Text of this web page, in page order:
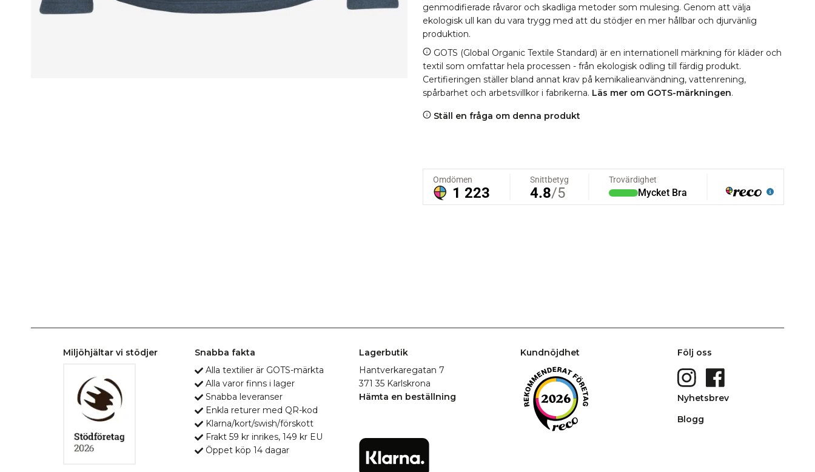
genmodifierade råvaror och skadliga metoder som mulesing. Genom att välja
ekologisk ull kan du vara trygg med att du stödjer en mer hållbar och djurvänlig
produktion.
GOTS (Global Organic Textile Standard) är en internationell märkning för kläder och
textil som omfattar hela processen - från ekologisk odling till färdig produkt.
Certifieringen ställer bland annat krav på kemikalieanvändning, vattenrening,
spårbarhet och arbetsvillkor i fabrikerna. Läs mer om GOTS-märkningen.
Ställ en fråga om denna produkt
Miljöhjältar vi stödjer
Snabba fakta
Alla textilier är GOTS-märkta
Alla varor finns i lager
Snabba leveranser
Enkla returer med QR-kod
Klarna/kort/swish/förskott
Frakt 59 kr inrikes, 149 kr EU
Öppet köp 14 dagar
Lagerbutik
Hantverkaregatan 7
371 35 Karlskrona
Hämta en beställning
Kundnöjdhet Följ oss
Nyhetsbrev
Blogg